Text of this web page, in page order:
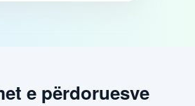
e përdoruesve